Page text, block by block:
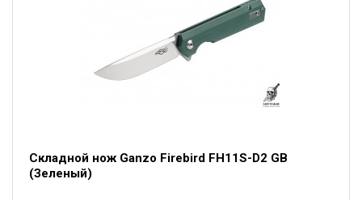
Складной нож Ganzo Firebird FH11S-D2 GB
(Зеленый)